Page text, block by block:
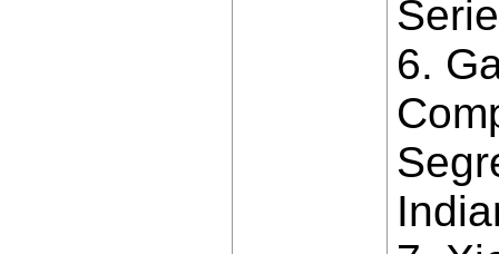
6.